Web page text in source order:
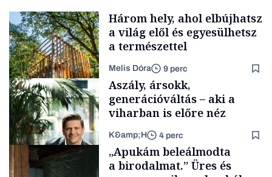
Longevity
Három hely, ahol elbújhatsz
a világ elől és egyesülhetsz
a természettel
Melis Dóra 9 perc
Aszály, ársokk,
generációváltás – aki a
viharban is előre néz
K&amp;H 4 perc
„Apukám beleálmodta
a birodalmat.” Üres és